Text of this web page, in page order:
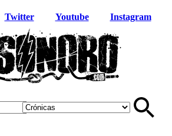
Twitter Youtube Instagram